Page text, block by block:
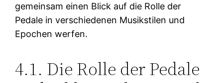
gemeinsam einen Blick auf die Rolle der
Pedale in verschiedenen Musikstilen und
Epochen werfen.
4.1. Die Rolle der Pedale